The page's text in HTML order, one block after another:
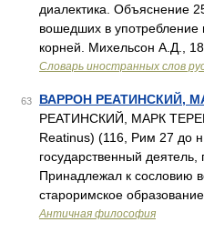
диалектика. Объяснение
вошедших в употребление
корней. Михельсон А.Д.,
Словарь иностранных слов
63 ВАРРОН РЕАТИНСКИЙ,
РЕАТИНСКИЙ, МАРК
Reatinus) (116, Рим 27 до
государственный
Принадлежал к сословию
староримское
Античная философия